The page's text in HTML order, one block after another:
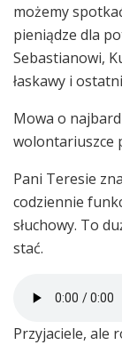
możemy
pieniądze dla
Sebastianowi,
łaskawy i
Mowa o
wolontariuszce
Pani Teresie
codziennie
słuchowy. To
stać.
Przyjaciele, ale